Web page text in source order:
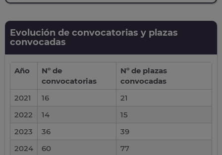
Evolución de convocatorias y plazas
convocadas
Año
Nº de
convocatorias
Nº de plazas
convocadas
2021
16
21
2022
14
15
2023
36
39
2024
60
77